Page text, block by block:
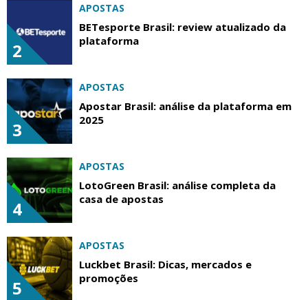
2
APOSTAS
BETesporte Brasil: review atualizado da
plataforma
3
APOSTAS
Apostar Brasil: análise da plataforma em
2025
4
APOSTAS
LotoGreen Brasil: análise completa da
casa de apostas
5
APOSTAS
Luckbet Brasil: Dicas, mercados e
promoções